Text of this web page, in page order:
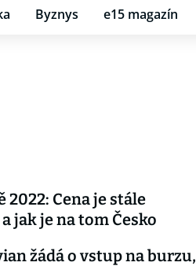
Byznys e15 magazín
Cena je stále
jak je na tom Česko
žádá o vstup na burzu,